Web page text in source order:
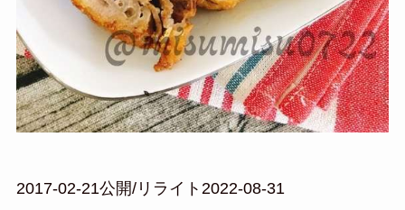
2017-02-21公開/リライト2022-08-31